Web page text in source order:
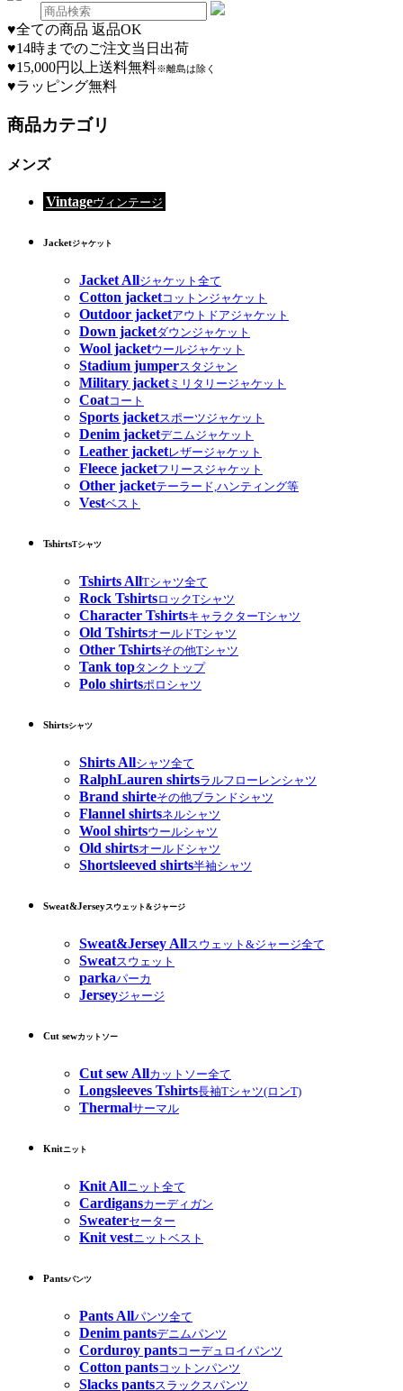
♥全ての商品 返品OK
♥14時までのご注文当日出荷
♥15,000円以上送料無料※離島は除く
♥ラッピング無料
商品カテゴリ
メンズ
Vintageヴィンテージ
Jacketジャケット
Jacket Allジャケット全て
Cotton jacketコットンジャケット
Outdoor jacketアウトドアジャケット
Down jacketダウンジャケット
Wool jacketウールジャケット
Stadium jumperスタジャン
Military jacketミリタリージャケット
Coatコート
Sports jacketスポーツジャケット
Denim jacketデニムジャケット
Leather jacketレザージャケット
Fleece jacketフリースジャケット
Other jacketテーラード,ハンティング等
Vestベスト
TshirtsTシャツ
Tshirts AllTシャツ全て
Rock TshirtsロックTシャツ
Character TshirtsキャラクターTシャツ
Old TshirtsオールドTシャツ
Other Tshirtsその他Tシャツ
Tank topタンクトップ
Polo shirtsポロシャツ
Shirtsシャツ
Shirts Allシャツ全て
RalphLauren shirtsラルフローレンシャツ
Brand shirteその他ブランドシャツ
Flannel shirtsネルシャツ
Wool shirtsウールシャツ
Old shirtsオールドシャツ
Shortsleeved shirts半袖シャツ
Sweat&Jerseyスウェット&ジャージ
Sweat&Jersey Allスウェット&ジャージ全て
Sweatスウェット
parkaパーカ
Jerseyジャージ
Cut sewカットソー
Cut sew Allカットソー全て
Longsleeves Tshirts長袖Tシャツ(ロンT)
Thermalサーマル
Knitニット
Knit Allニット全て
Cardigansカーディガン
Sweaterセーター
Knit vestニットベスト
Pantsパンツ
Pants Allパンツ全て
Denim pantsデニムパンツ
Corduroy pantsコーデュロイパンツ
Cotton pantsコットンパンツ
Slacks pantsスラックスパンツ